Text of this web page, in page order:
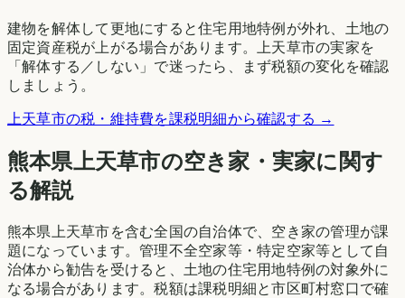
建物を解体して更地にすると住宅用地特例が外れ、土地の
固定資産税が上がる場合があります。
上天草市の実家を
「解体する／しない」で迷ったら、まず税額の変化を確認
しましょう。
上天草市の税・維持費を課税明細から確認する →
熊本県上天草市の空き家・実家に関す
る解説
熊本県上天草市を含む全国の自治体で、空き家の管理が課
題になっています。管理不全空家等・特定空家等として自
治体から勧告を受けると、土地の住宅用地特例の対象外に
なる場合があります。税額は課税明細と市区町村窓口で確